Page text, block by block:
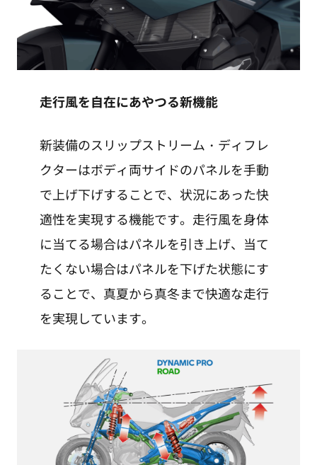
走行風を自在にあやつる新機能
新装備のスリップストリーム・ディフレ
クターはボディ両サイドのパネルを手動
で上げ下げすることで、状況にあった快
適性を実現する機能です。走行風を身体
に当てる場合はパネルを引き上げ、当て
たくない場合はパネルを下げた状態にす
ることで、真夏から真冬まで快適な走行
を実現しています。